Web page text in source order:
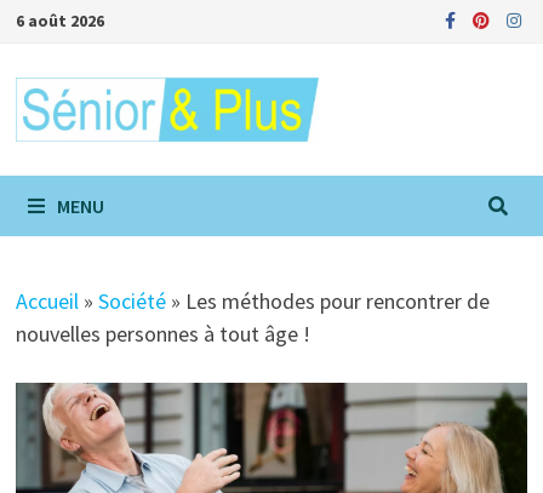
Passer
contenu
6 août 2026
MENU
Accueil »Société » Les méthodes pour rencontrer de
nouvelles personnes à tout âge !